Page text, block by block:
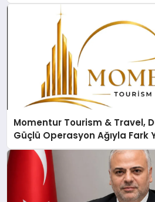
Momentur Tourism & Travel,
Güçlü Operasyon Ağıyla Fark